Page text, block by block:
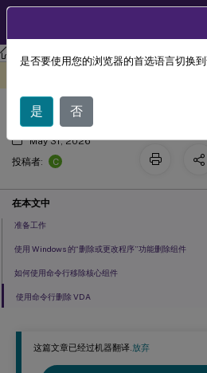
这篇文章已经过机器翻译.放弃
如何移除组件
May 31, 2026
投稿者:
C
在本文中
准备工作
使用 Windows 的“删除或更改程序”功能删除组件
如何使用命令行移除核心组件
使用命令行删除 VDA
是否要使用您的浏览器的首选语言切换
是 否